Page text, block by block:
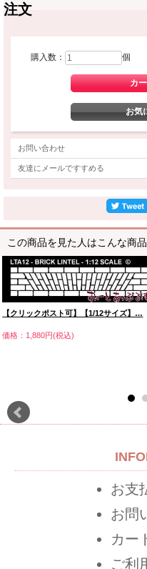
注文
購入数： 個
お問い合わせ
友達にメールですすめる
この商品を見た人はこんな商
【クリックポスト可】【1/12サイズ】…
価格：1,880円(税込)
お支
お問
カー
ご利